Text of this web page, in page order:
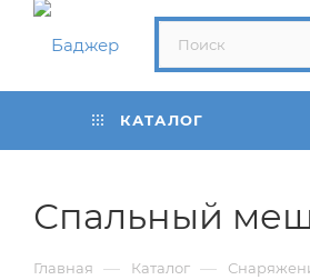
КАТАЛОГ
Спальный
Главная — Каталог —